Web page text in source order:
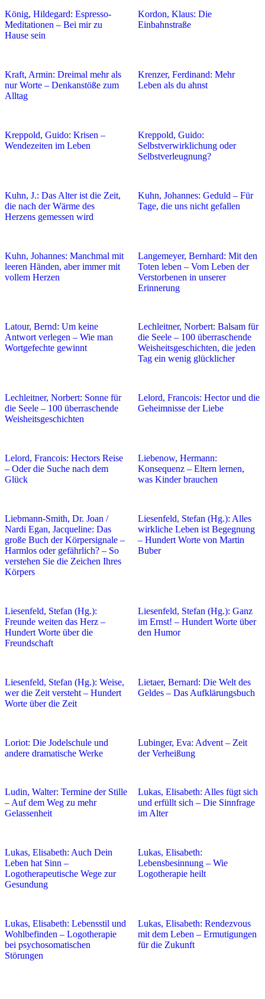
König, Hildegard: Espresso-
Meditationen – Bei mir zu
Hause sein
Kordon, Klaus: Die
Einbahnstraße
Kraft, Armin: Dreimal mehr als
nur Worte – Denkanstöße zum
Alltag
Krenzer, Ferdinand: Mehr
Leben als du ahnst
Kreppold, Guido: Krisen –
Wendezeiten im Leben
Kreppold, Guido:
Selbstverwirklichung oder
Selbstverleugnung?
Kuhn, J.: Das Alter ist die Zeit,
die nach der Wärme des
Herzens gemessen wird
Kuhn, Johannes: Geduld – Für
Tage, die uns nicht gefallen
Kuhn, Johannes: Manchmal mit
leeren Händen, aber immer mit
vollem Herzen
Langemeyer, Bernhard: Mit den
Toten leben – Vom Leben der
Verstorbenen in unserer
Erinnerung
Latour, Bernd: Um keine
Antwort verlegen – Wie man
Wortgefechte gewinnt
Lechleitner, Norbert: Balsam für
die Seele – 100 überraschende
Weisheitsgeschichten, die jeden
Tag ein wenig glücklicher
Lechleitner, Norbert: Sonne für
die Seele – 100 überraschende
Weisheitsgeschichten
Lelord, Francois: Hector und die
Geheimnisse der Liebe
Lelord, Francois: Hectors Reise
– Oder die Suche nach dem
Glück
Liebenow, Hermann:
Konsequenz – Eltern lernen,
was Kinder brauchen
Liebmann-Smith, Dr. Joan /
Nardi Egan, Jacqueline: Das
große Buch der Körpersignale –
Harmlos oder gefährlich? – So
verstehen Sie die Zeichen Ihres
Körpers
Liesenfeld, Stefan (Hg.): Alles
wirkliche Leben ist Begegnung
– Hundert Worte von Martin
Buber
Liesenfeld, Stefan (Hg.):
Freunde weiten das Herz –
Hundert Worte über die
Freundschaft
Liesenfeld, Stefan (Hg.): Ganz
im Ernst! – Hundert Worte über
den Humor
Liesenfeld, Stefan (Hg.): Weise,
wer die Zeit versteht – Hundert
Worte über die Zeit
Lietaer, Bernard: Die Welt des
Geldes – Das Aufklärungsbuch
Loriot: Die Jodelschule und
andere dramatische Werke
Lubinger, Eva: Advent – Zeit
der Verheißung
Ludin, Walter: Termine der Stille
– Auf dem Weg zu mehr
Gelassenheit
Lukas, Elisabeth: Alles fügt sich
und erfüllt sich – Die Sinnfrage
im Alter
Lukas, Elisabeth: Auch Dein
Leben hat Sinn –
Logotherapeutische Wege zur
Gesundung
Lukas, Elisabeth:
Lebensbesinnung – Wie
Logotherapie heilt
Lukas, Elisabeth: Lebensstil und
Wohlbefinden – Logotherapie
bei psychosomatischen
Störungen
Lukas, Elisabeth: Rendezvous
mit dem Leben – Ermutigungen
für die Zukunft